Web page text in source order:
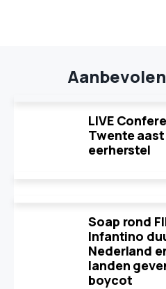
LIVE
Twente
eerherstel
Soap rond
Infantino
Nederland
landen
boycot